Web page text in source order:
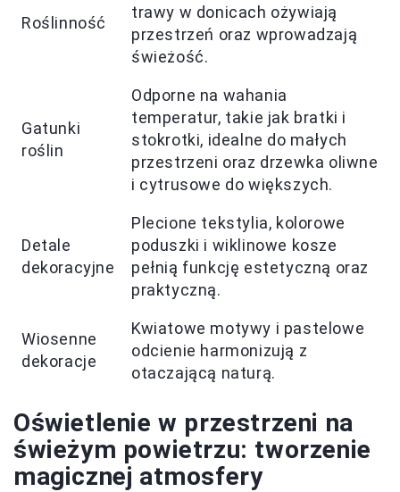
Roślinność
trawy w donicach ożywiają
przestrzeń oraz wprowadzają
świeżość.
Gatunki
roślin
Odporne na wahania
temperatur, takie jak bratki i
stokrotki, idealne do małych
przestrzeni oraz drzewka oliwne
i cytrusowe do większych.
Detale
dekoracyjne
Plecione tekstylia, kolorowe
poduszki i wiklinowe kosze
pełnią funkcję estetyczną oraz
praktyczną.
Wiosenne
dekoracje
Kwiatowe motywy i pastelowe
odcienie harmonizują z
otaczającą naturą.
Oświetlenie w przestrzeni na
świeżym powietrzu: tworzenie
magicznej atmosfery